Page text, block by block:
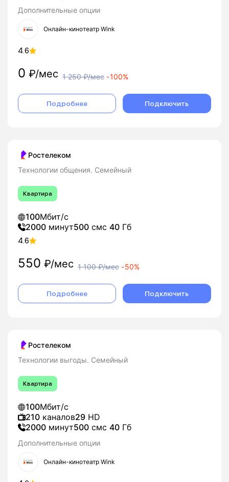
Дополнительные опции
Онлайн-кинотеатр Wink
4.6
0 ₽/мес 1 250₽/мес -100%
Подробнее Подключить
Ростелеком
Технологии общения. Семейный
Квартира
100Мбит/с
2000 минут500 смс 40 Гб
4.6
550 ₽/мес 1 100₽/мес -50%
Подробнее Подключить
Ростелеком
Технологии выгоды. Семейный
Квартира
100Мбит/с
210 каналов29 HD
2000 минут500 смс 40 Гб
Дополнительные опции
Онлайн-кинотеатр Wink